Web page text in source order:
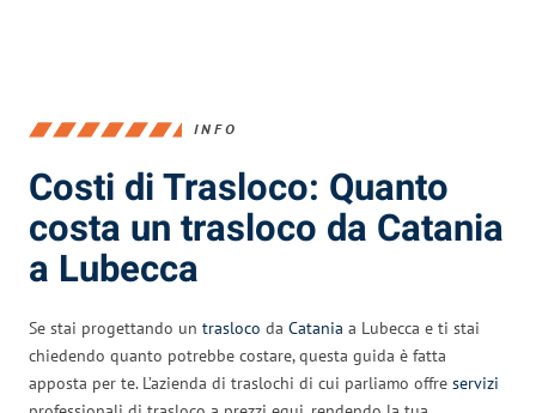
INFO
Costi di Trasloco: Quanto
costa un trasloco da Catania
a Lubecca
Se stai progettando un trasloco da Catania a Lubecca e ti stai
chiedendo quanto potrebbe costare, questa guida è fatta
apposta per te. L’azienda di traslochi di cui parliamo offre servizi